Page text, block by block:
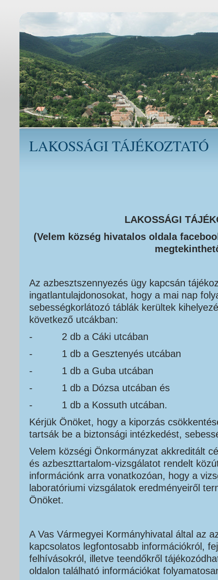
LAKOSSÁGI TÁJÉKOZTATÓ
LAKOSSÁGI
(Velem község hivatalos oldala
Az azbesztszennyezés ügy kapcsán
ingatlantulajdonosokat, hogy a mai nap
sebességkorlátozó táblák kerültek
következő utcákban:
- 2 db a Cáki utcában
- 1 db a Gesztenyés utcában
- 1 db a Guba utcában
- 1 db a Dózsa utcában és
- 1 db a Kossuth utcában.
Kérjük Önöket, hogy a kiporzás
tartsák be a biztonsági intézkedést,
Velem községi Önkormányzat akkreditált
és azbeszttartalom-vizsgálatot rendelt
információnk arra vonatkozóan, hogy a
laboratóriumi vizsgálatok eredményeiről
Önöket.
A Vas Vármegyei Kormányhivatal által az
kapcsolatos legfontosabb információkról,
felhívásokról, illetve teendőkről
oldalon található információkat